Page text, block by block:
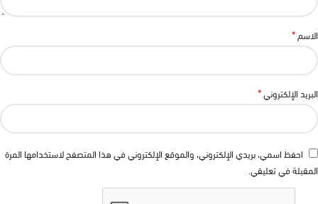
الاسم*
البريد الإلكتروني*
احفظ اسمي، بريدي الإلكتروني، والموقع الإلكتروني في هذا المتصفح لاستخدامها المرة
المقبلة في تعليقي.